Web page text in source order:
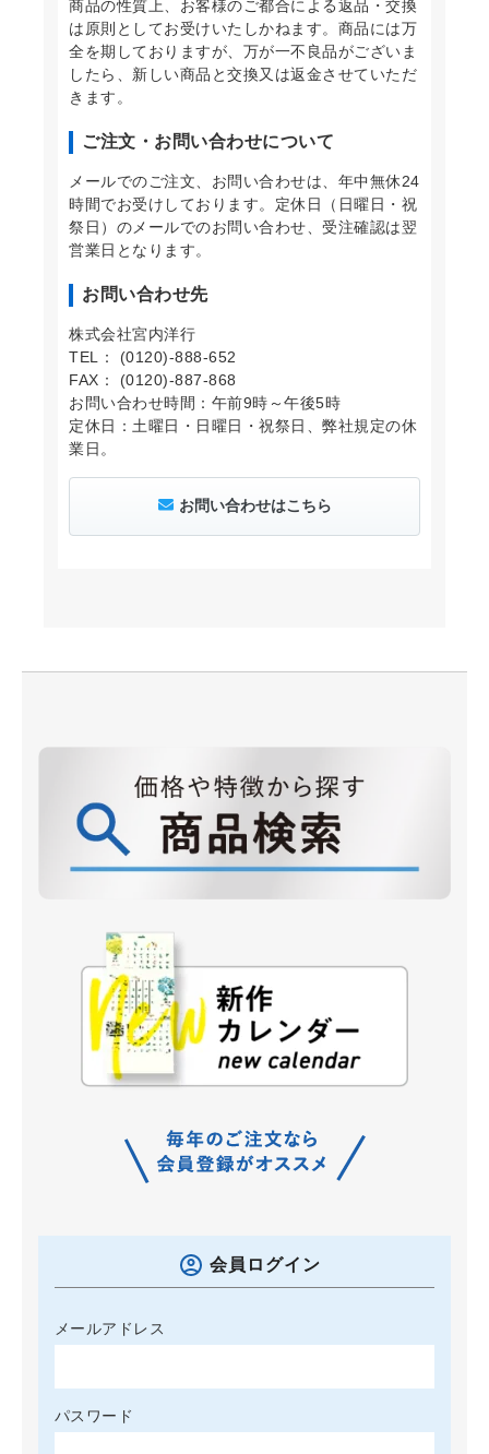
商品の性質上、お客様のご都合による返品・交換
は原則としてお受けいたしかねます。商品には万
全を期しておりますが、万が一不良品がございま
したら、新しい商品と交換又は返金させていただ
きます。
ご注文・お問い合わせについて
メールでのご注文、お問い合わせは、年中無休24
時間でお受けしております。定休日（日曜日・祝
祭日）のメールでのお問い合わせ、受注確認は翌
営業日となります。
お問い合わせ先
株式会社宮内洋行
TEL： (0120)-888-652
FAX： (0120)-887-868
お問い合わせ時間：午前9時～午後5時
定休日：土曜日・日曜日・祝祭日、弊社規定の休
業日。
お問い合わせはこちら
会員ログイン
メールアドレス
パスワード